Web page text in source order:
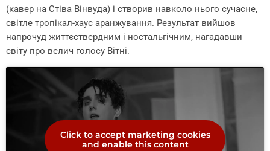
(кавер на Стіва Вінвуда) і створив навколо нього сучасне,
світле тропікал-хаус аранжування. Результат вийшов
напрочуд життєствердним і ностальгічним, нагадавши
світу про велич голосу Вітні.
Click to accept marketing cookies
and enable this content